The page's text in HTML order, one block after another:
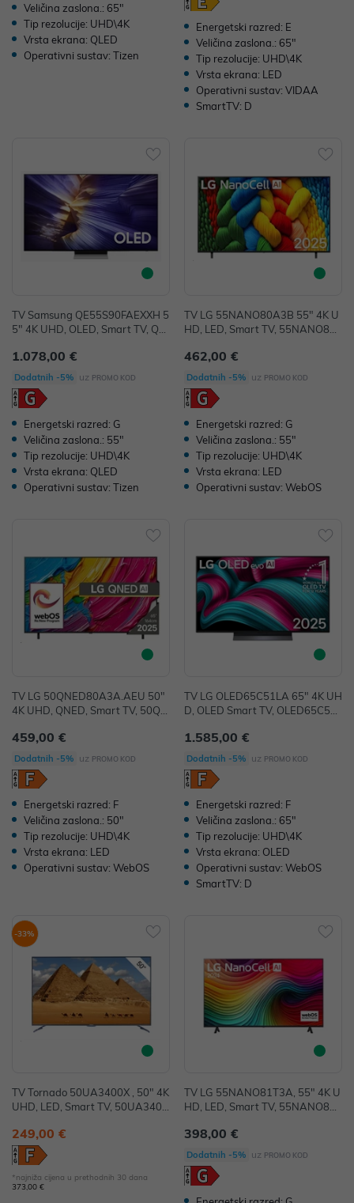
Veličina zaslona.: 65"
Tip rezolucije: UHD\4K
Vrsta ekrana: QLED
Operativni sustav: Tizen
Energetski razred: E
Veličina zaslona.: 65"
Tip rezolucije: UHD\4K
Vrsta ekrana: LED
Operativni sustav: VIDAA
SmartTV: D
TV Samsung QE55S90FAEXXH 5
5" 4K UHD, OLED, Smart TV, QE
1.078,00 €
Dodatnih -5% uz PROMO KOD
Energetski razred: G
Veličina zaslona.: 55"
Tip rezolucije: UHD\4K
Vrsta ekrana: QLED
Operativni sustav: Tizen
TV LG 55NANO80A3B 55" 4K U
HD, LED, Smart TV, 55NANO80
462,00 €
Dodatnih -5% uz PROMO KOD
Energetski razred: G
Veličina zaslona.: 55"
Tip rezolucije: UHD\4K
Vrsta ekrana: LED
Operativni sustav: WebOS
TV LG 50QNED80A3A.AEU 50"
4K UHD, QNED, Smart TV, 50QN
459,00 €
Dodatnih -5% uz PROMO KOD
Energetski razred: F
Veličina zaslona.: 50"
Tip rezolucije: UHD\4K
Vrsta ekrana: LED
Operativni sustav: WebOS
TV LG OLED65C51LA 65" 4K UH
D, OLED Smart TV, OLED65C51L
1.585,00 €
Dodatnih -5% uz PROMO KOD
Energetski razred: F
Veličina zaslona.: 65"
Tip rezolucije: UHD\4K
Vrsta ekrana: OLED
Operativni sustav: WebOS
SmartTV: D
-33%
TV Tornado 50UA3400X , 50" 4K
UHD, LED, Smart TV, 50UA3400
249,00 €
*najniža cijena u prethodnih 30 dana
373,00 €
TV LG 55NANO81T3A, 55" 4K U
HD, LED, Smart TV, 55NANO81T
398,00 €
Dodatnih -5% uz PROMO KOD